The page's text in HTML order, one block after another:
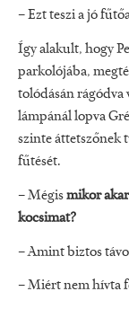
– Ezt teszi a jó
Így alakult, hogy
parkolójába,
tolódásán rágódva
lámpánál lopva
szinte áttetszőnek
fűtését.
– Mégismikor
kocsimat?
– Amint biztos
– Miért nem hívta